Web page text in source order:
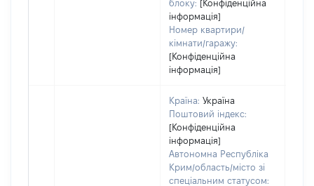
блоку: [Конфіденційна
інформація]
Номер квартири/
кімнати/гаражу:
[Конфіденційна
інформація]
Країна: Україна
Поштовий індекс:
[Конфіденційна
інформація]
Автономна Республіка
Крим/область/місто зі
спеціальним статусом: